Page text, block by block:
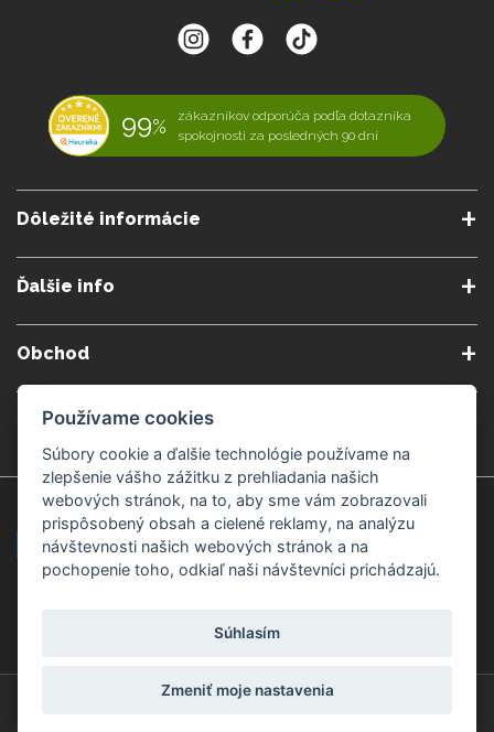
99%
zákazníkov odporúča podľa dotazníka
spokojnosti za posledných 90 dní
Dôležité informácie
Ochrana osobných údajov
Cookies nastavenia
Ďalšie info
Gemmoterapia
Obchod
Nakupuj bezpečne Veľkoobchod
Kamenné predajne
Považská Bystrica v Kauflande Považská Bystrica Mpark
Žilina Čadca
Záruka kvality
© Copyright 2008-2026 ZdravýSvet.sk
Používame cookies
Súbory cookie a ďalšie technológie používame na
zlepšenie vášho zážitku z prehliadania našich
webových stránok, na to, aby sme vám zobrazovali
prispôsobený obsah a cielené reklamy, na analýzu
návštevnosti našich webových stránok a na
pochopenie toho, odkiaľ naši návštevníci prichádzajú.
Súhlasím
Zmeniť moje nastavenia